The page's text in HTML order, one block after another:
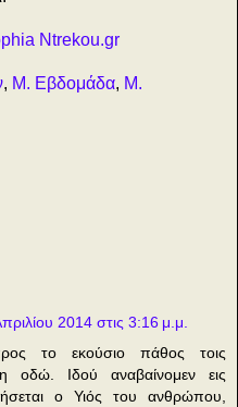
Ntrekou.gr
, Μ. Εβδομάδα, Μ.
2014 στις 3:16 μ.μ.
το εκούσιο πάθος τοις
οδώ. Ιδού αναβαίνομεν εις
ο Υιός του ανθρώπου,